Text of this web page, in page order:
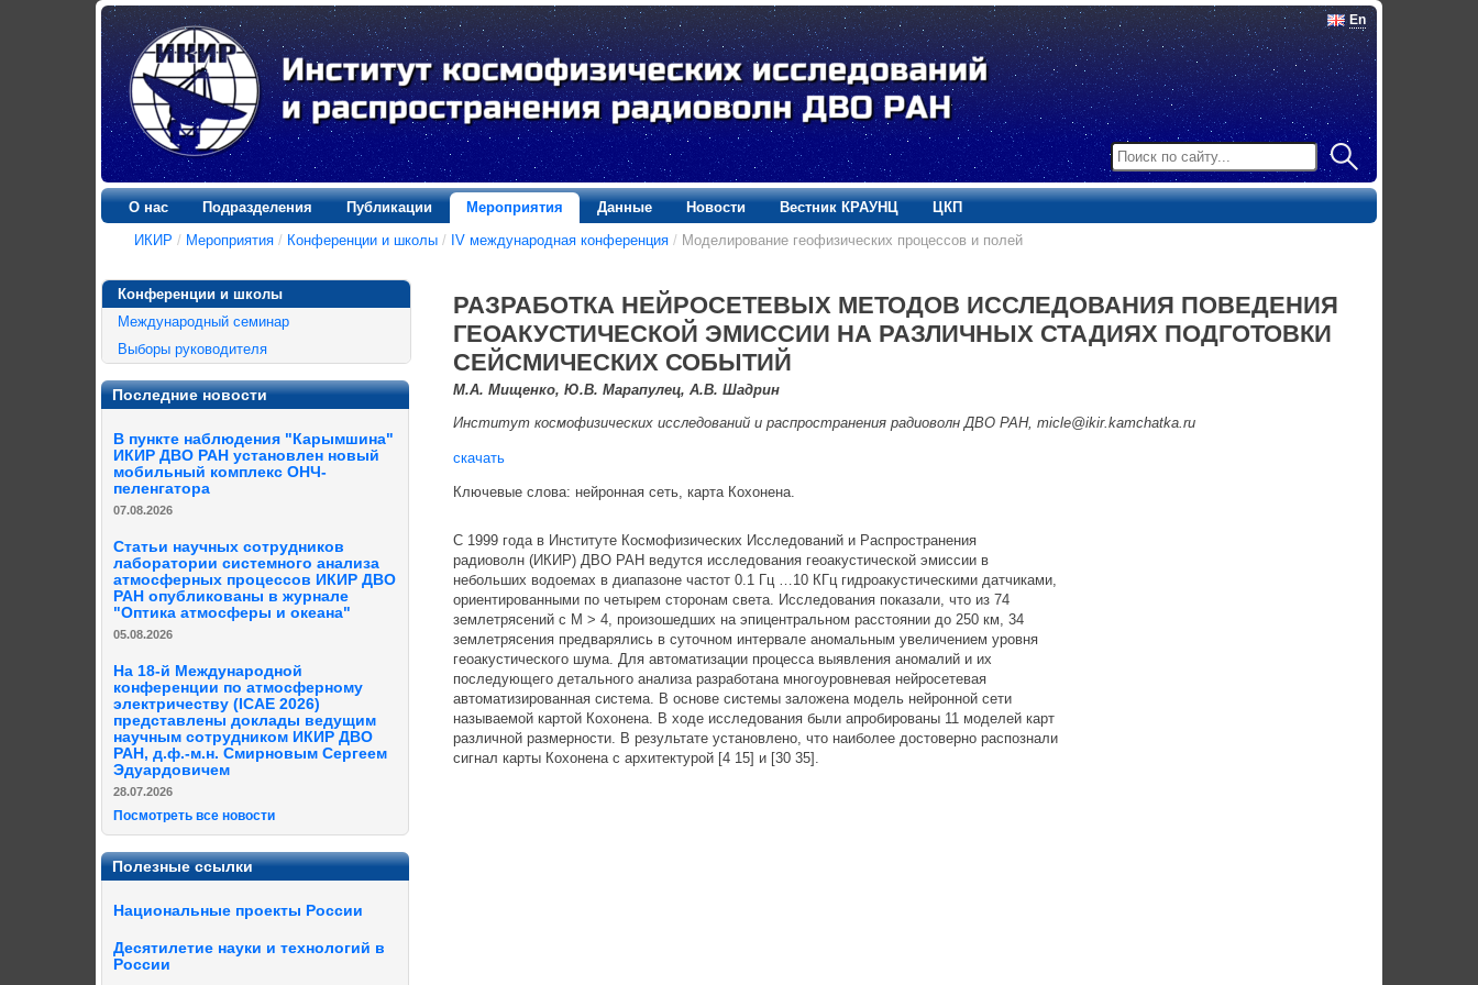
En
О нас Подразделения Публикации Мероприятия Данные Новости Вестник КРАУНЦ
ЦКП
ИКИР / Мероприятия / Конференции и школы / IV международная конференция / Моделирование геофизических процессов и полей
Конференции и школы
Международный семинар
Выборы руководителя
Последние новости
В пункте наблюдения "Карымшина"
ИКИР ДВО РАН установлен новый
мобильный комплекс ОНЧ-
пеленгатора
07.08.2026
Статьи научных сотрудников
лаборатории системного анализа
атмосферных процессов ИКИР ДВО
РАН опубликованы в журнале
"Оптика атмосферы и океана"
05.08.2026
На 18-й Международной
конференции по атмосферному
электричеству (ICAE 2026)
представлены доклады ведущим
научным сотрудником ИКИР ДВО
РАН, д.ф.-м.н. Смирновым Сергеем
Эдуардовичем
28.07.2026
Посмотреть все новости
Полезные ссылки
Национальные проекты России
Десятилетие науки и технологий в
России
РАЗРАБОТКА НЕЙРОСЕТЕВЫХ МЕТОДОВ ИССЛЕДОВАНИЯ ПОВЕДЕНИЯ
ГЕОАКУСТИЧЕСКОЙ ЭМИССИИ НА РАЗЛИЧНЫХ СТАДИЯХ ПОДГОТОВКИ
СЕЙСМИЧЕСКИХ СОБЫТИЙ
М.А. Мищенко, Ю.В. Марапулец, А.В. Шадрин
Институт космофизических исследований и распространения радиоволн ДВО РАН, micle@ikir.kamchatka.ru
скачать
Ключевые слова: нейронная сеть, карта Кохонена.
С 1999 года в Институте Космофизических Исследований и Распространения
радиоволн (ИКИР) ДВО РАН ведутся исследования геоакустической эмиссии в
небольших водоемах в диапазоне частот 0.1 Гц …10 КГц гидроакустическими датчиками,
ориентированными по четырем сторонам света. Исследования показали, что из 74
землетрясений с M > 4, произошедших на эпицентральном расстоянии до 250 км, 34
землетрясения предварялись в суточном интервале аномальным увеличением уровня
геоакустического шума. Для автоматизации процесса выявления аномалий и их
последующего детального анализа разработана многоуровневая нейросетевая
автоматизированная система. В основе системы заложена модель нейронной сети
называемой картой Кохонена. В ходе исследования были апробированы 11 моделей карт
различной размерности. В результате установлено, что наиболее достоверно распознали
сигнал карты Кохонена с архитектурой [4 15] и [30 35].